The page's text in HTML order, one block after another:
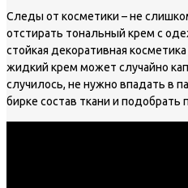
Следы от косметики – не
отстирать тональный крем с
стойкая декоративная
жидкий крем может случайно
случилось, не нужно впадать в
бирке состав ткани и